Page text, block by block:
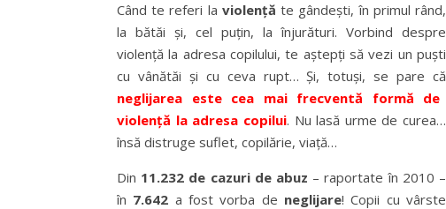
Când te referi la violenţă te gândeşti, în primul rând,
la bătăi şi, cel puţin, la înjurături. Vorbind despre
violenţă la adresa copilului, te aştepţi să vezi un puşti
cu vânătăi şi cu ceva rupt… Şi, totuşi, se pare că
neglijarea este cea mai frecventă formă de
violenţă la adresa copilui. Nu lasă urme de curea…
însă distruge suflet, copilărie, viaţă…
Din 11.232 de cazuri de abuz – raportate în 2010 –
în 7.642 a fost vorba de neglijare! Copii cu vârste